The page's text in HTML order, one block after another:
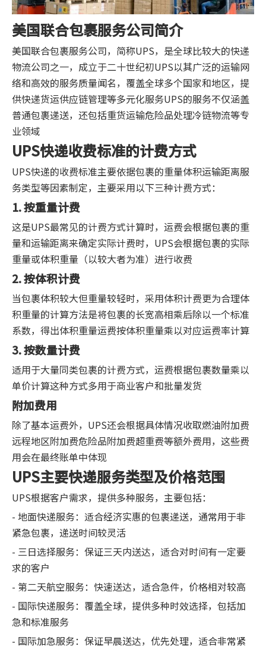
美国联合包裹服务公司简介
美国联合包裹服务公司，简称UPS，是全球比较大的快递
物流公司之一，成立于二十世纪初UPS以其广泛的运输网
络和高效的服务质量闻名，覆盖全球多个国家和地区，提
供快递货运供应链管理等多元化服务UPS的服务不仅涵盖
普通包裹递送，还包括重货运输危险品处理冷链物流等专
业领域
UPS快递收费标准的计费方式
UPS快递的收费标准主要依据包裹的重量体积运输距离服
务类型等因素制定，主要采用以下三种计费方式：
1. 按重量计费
这是UPS最常见的计费方式计算时，运费会根据包裹的重
量和运输距离来确定实际计费时，UPS会根据包裹的实际
重量或体积重量（以较大者为准）进行收费
2. 按体积计费
当包裹体积较大但重量较轻时，采用体积计费更为合理体
积重量的计算方法是将包裹的长宽高相乘后除以一个标准
系数，得出体积重量运费按体积重量乘以对应运费率计算
3. 按数量计费
适用于大量同类包裹的计费方式，运费根据包裹数量乘以
单价计算这种方式多用于商业客户和批量发货
附加费用
除了基本运费外，UPS还会根据具体情况收取燃油附加费
远程地区附加费危险品附加费超重费等额外费用，这些费
用会在最终账单中体现
UPS主要快递服务类型及价格范围
UPS根据客户需求，提供多种服务，主要包括：
- 地面快递服务：适合经济实惠的包裹递送，通常用于非
紧急包裹，递送时间较灵活
- 三日选择服务：保证三天内送达，适合对时间有一定要
求的客户
- 第二天航空服务：快速送达，适合急件，价格相对较高
- 国际快递服务：覆盖全球，提供多种时效选择，包括加
急和标准服务
- 国际加急服务：保证早晨送达，优先处理，适合非常紧